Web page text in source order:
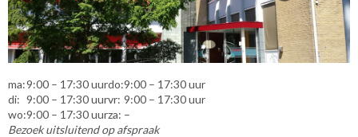
ma:
di:
wo:
9:00 – 17:30 uur
9:00 – 17:30 uur
9:00 – 17:30 uur
do:
vr:
za:
9:00 – 17:30 uur
9:00 – 17:30 uur
–
Bezoek uitsluitend op afspraak